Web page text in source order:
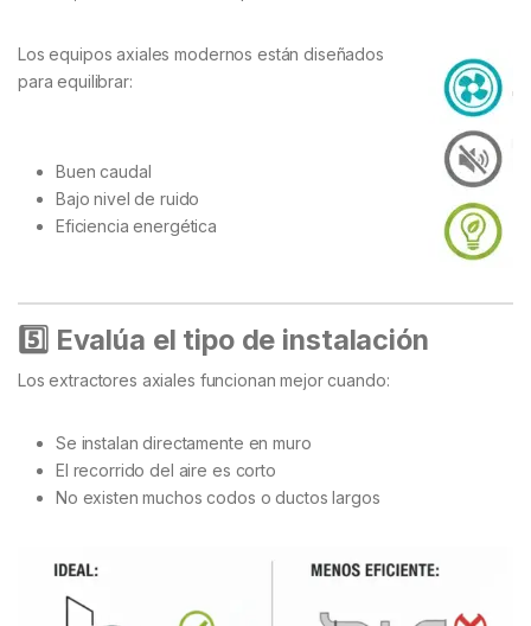
Los equipos axiales modernos están diseñados
para equilibrar:
Buen caudal
Bajo nivel de ruido
Eficiencia energética
5️ ⃣ Evalúa el tipo de instalación
Los extractores axiales funcionan mejor cuando:
Se instalan directamente en muro
El recorrido del aire es corto
No existen muchos codos o ductos largos